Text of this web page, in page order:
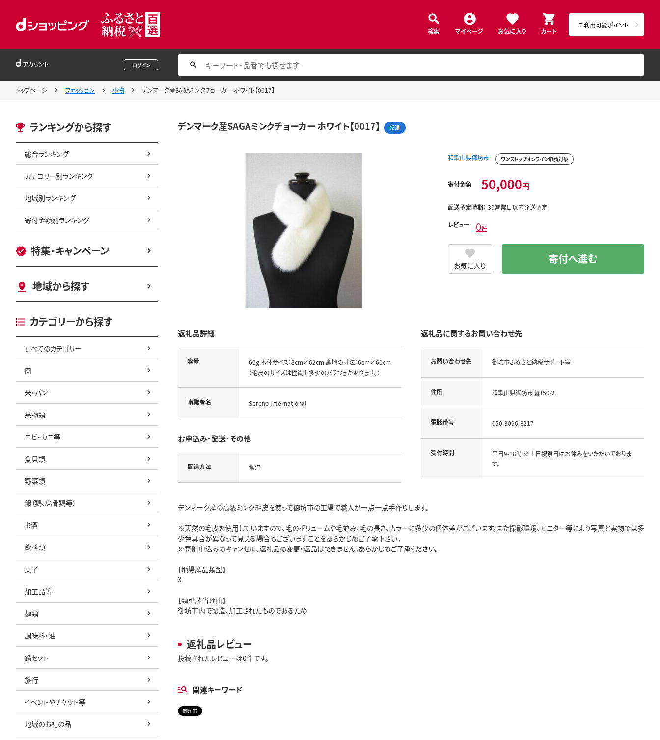
検索 マイページ お気に入り カート
ご利用可能ポイント
アカウント ログイン
トップページ ファッション 小物 デンマーク産SAGAミンクチョーカー ホワイト【0017】
ランキングから探す
総合ランキング
カテゴリー別ランキング
地域別ランキング
寄付金額別ランキング
特集・キャンペーン
地域から探す
カテゴリーから探す
すべてのカテゴリー
肉
米・パン
果物類
エビ・カニ等
魚貝類
野菜類
卵（鶏、烏骨鶏等）
お酒
飲料類
菓子
加工品等
麺類
調味料・油
鍋セット
旅行
イベントやチケット等
地域のお礼の品
デンマーク産SAGAミンクチョーカー ホワイト【0017】 常温
和歌山県御坊市 ワンストップオンライン申請対象
寄付金額 50,000円
配送予定時期： 30営業日以内発送予定
レビュー 0件
お気に入り 寄付へ進む
返礼品詳細
容量
60g 本体サイズ：8cm×62cm 裏地の寸法：6cm×60cm
（毛皮のサイズは性質上多少のバラつきがあります。）
事業者名 Sereno International
お申込み・配送・その他
配送方法 常温
返礼品に関するお問い合わせ先
お問い合わせ先 御坊市ふるさと納税サポート室
住所 和歌山県御坊市薗350-2
電話番号 050-3096-8217
受付時間
平日9-18時 ※土日祝祭日はお休みをいただいておりま
す。
デンマーク産の高級ミンク毛皮を使って御坊市の工場で職人が一点一点手作りします。
※天然の毛皮を使用していますので、毛のボリュームや毛並み、毛の長さ、カラーに多少の個体差がございます。また撮影環境、モニター等により写真と実物では多
少色具合が異なって見える場合もございますことをあらかじめご了承下さい。
※寄附申込みのキャンセル、返礼品の変更・返品はできません。あらかじめご了承ください。
【地場産品類型】
3
【類型該当理由】
御坊市内で製造、加工されたものであるため
返礼品レビュー
投稿されたレビューは0件です。
関連キーワード
御坊市